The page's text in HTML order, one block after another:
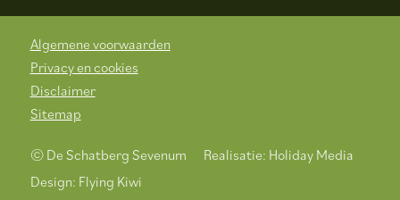
© De Schatberg Sevenum
Realisatie: Holiday Media
Design: Flying Kiwi
Algemene voorwaarden
Privacy en cookies
Disclaimer
Sitemap